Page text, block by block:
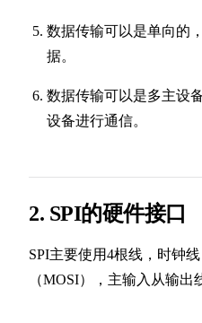
数据传输可以是单向的
据。
数据传输可以是多主设
设备进行通信。
2. SPI的硬件接口
SPI主要使用4根线，时钟
（MOSI），主输入从输出